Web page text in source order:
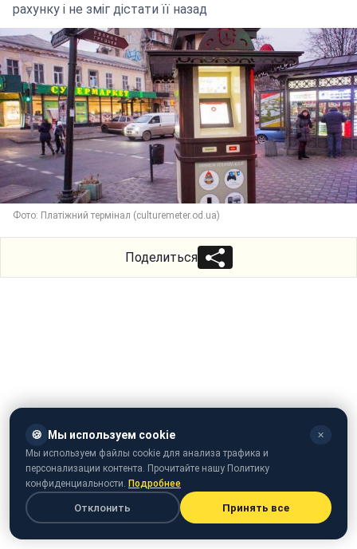
рахунку і не зміг дістати її назад
Фото: Платіжний термінал (culturemeter.od.ua)
Поделиться
🍪 Мы используем cookie ✕
Мы используем файлы cookie для анализа трафика и
персонализации контента. Прочитайте нашу Политику
конфиденциальности. Подробнее
Отклонить Принять все